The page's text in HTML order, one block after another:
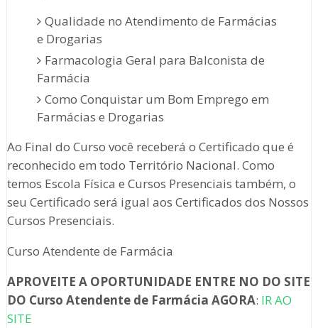
Qualidade no Atendimento de Farmácias
e Drogarias
Farmacologia Geral para Balconista de
Farmácia
Como Conquistar um Bom Emprego em
Farmácias e Drogarias
Ao Final do Curso você receberá o Certificado que é
reconhecido em todo Território Nacional. Como
temos Escola Física e Cursos Presenciais também, o
seu Certificado será igual aos Certificados dos Nossos
Cursos Presenciais.
Curso Atendente de Farmácia
APROVEITE A OPORTUNIDADE ENTRE NO DO SITE
DO Curso Atendente de Farmácia AGORA: IR AO
SITE